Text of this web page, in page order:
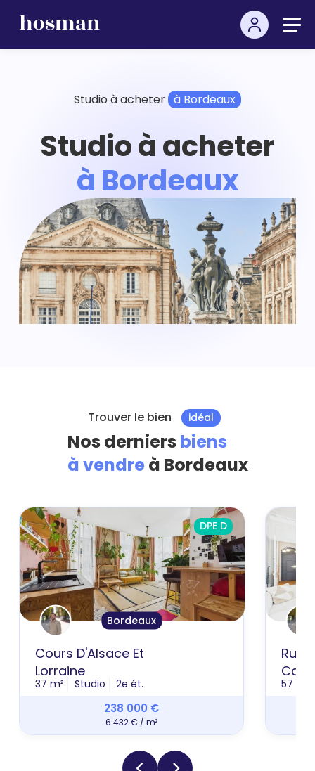
Studio à acheter à Bordeaux
Studio à acheter
à Bordeaux
Trouver le bien idéal
Nos derniers biens
à vendre à Bordeaux
DPE D
Bordeaux
Cours D'Alsace Et
Lorraine
37 m² Studio 2e ét.
238 000 €
6 432 € / m²
Rue
57 m²